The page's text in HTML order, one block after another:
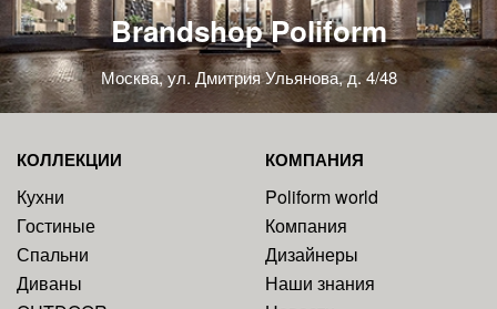
Brandshop Poliform
Москва, ул. Дмитрия Ульянова, д. 4/48
КОЛЛЕКЦИИ
Кухни
Гостиные
Спальни
Диваны
КОМПАНИЯ
Poliform world
Компания
Дизайнеры
Наши знания